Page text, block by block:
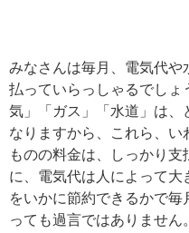
みなさんは毎月、電気代や
払っていらっしゃるでしょ
気」「ガス」「水道」は、
なりますから、これら、い
ものの料金は、しっかり支
に、電気代は人によって
をいかに節約できるかで
っても過言ではありませ